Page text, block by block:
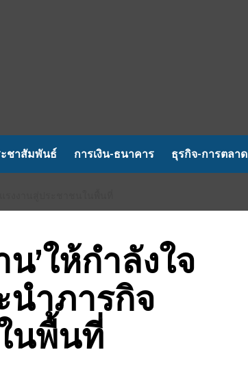
ชาสัมพันธ์ การเงิน-ธนาคาร ธุรกิจ-การตลาด
’ให้กำลังใจ
นำภารกิจ
นพื้นที่